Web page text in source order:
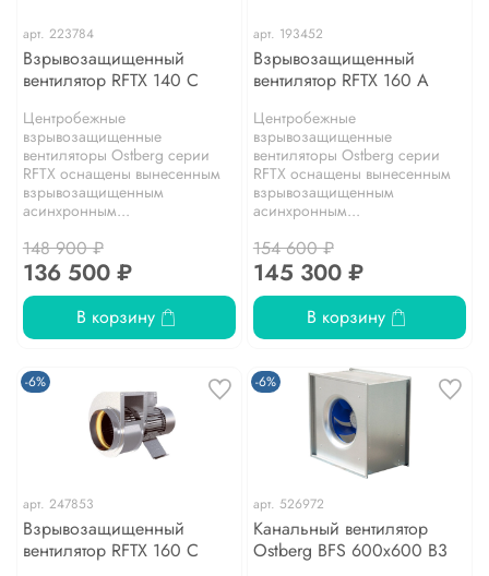
арт. 223784
Взрывозащищенный
вентилятор RFTX 140 C
Центробежные
взрывозащищенные
вентиляторы Ostberg серии
RFТХ оснащены вынесенным
взрывозащищенным
асинхронным...
148 900 ₽
136 500 ₽
В корзину
арт. 193452
Взрывозащищенный
вентилятор RFTX 160 A
Центробежные
взрывозащищенные
вентиляторы Ostberg серии
RFТХ оснащены вынесенным
взрывозащищенным
асинхронным...
154 600 ₽
145 300 ₽
В корзину
-6%
арт. 247853
Взрывозащищенный
вентилятор RFTX 160 C
-6%
арт. 526972
Канальный вентилятор
Ostberg BFS 600x600 B3